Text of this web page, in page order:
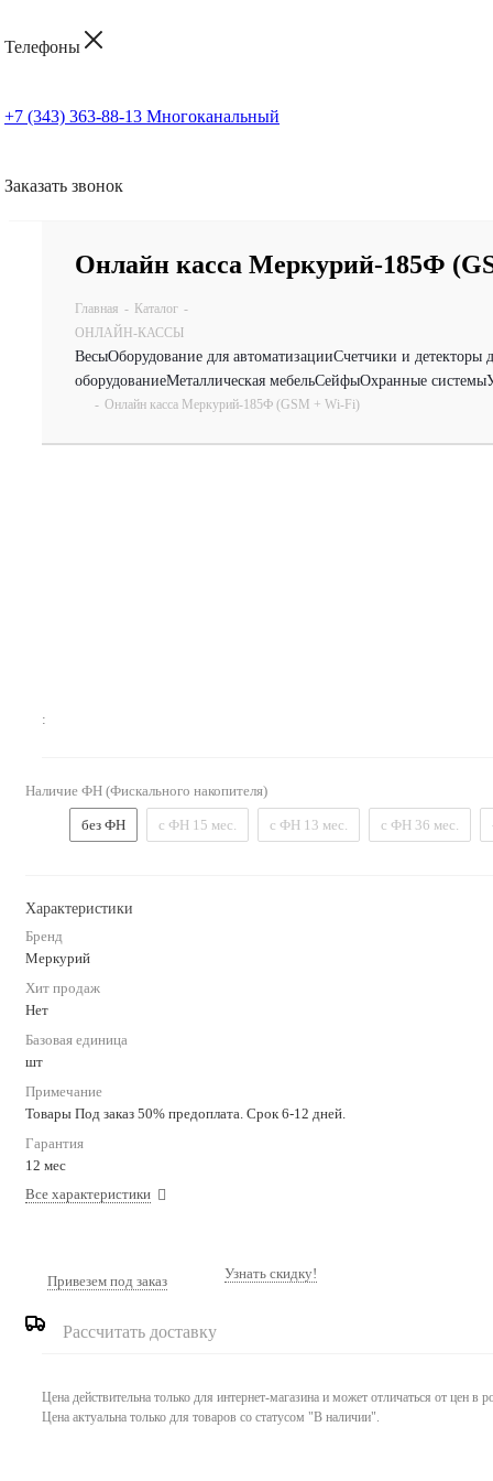
Телефоны
+7 (343) 363-88-13 Многоканальный
Заказать звонок
Онлайн касса Меркурий-185Ф
Главная - Каталог -
ОНЛАЙН-КАССЫ
ВесыОборудование для автоматизацииСчетчики и детекторы
оборудованиеМеталлическая мебельСейфыОхранные системы
- Онлайн касса Меркурий-185Ф (GSM + Wi-Fi)
:
Наличие ФН (Фискального накопителя)
без ФН с ФН 15 мес. с ФН 13 мес. с ФН 36 мес.
Характеристики
Бренд
Меркурий
Хит продаж
Нет
Базовая единица
шт
Примечание
Товары Под заказ 50% предоплата. Срок 6-12 дней.
Гарантия
12 мес
Все характеристики
Привезем под заказ Узнать скидку!
Рассчитать доставку
Цена действительна только для интернет-магазина и может отличаться от цен в
Цена актуальна только для товаров со статусом "В наличии".